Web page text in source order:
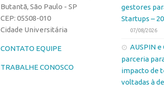
Butantã, São Paulo - SP
CEP: 05508-010
Cidade Universitária
CONTATO EQUIPE
TRABALHE CONOSCO
gestores
Startups –
07/08/2026
AUSPIN
parceria
impacto de
voltadas à